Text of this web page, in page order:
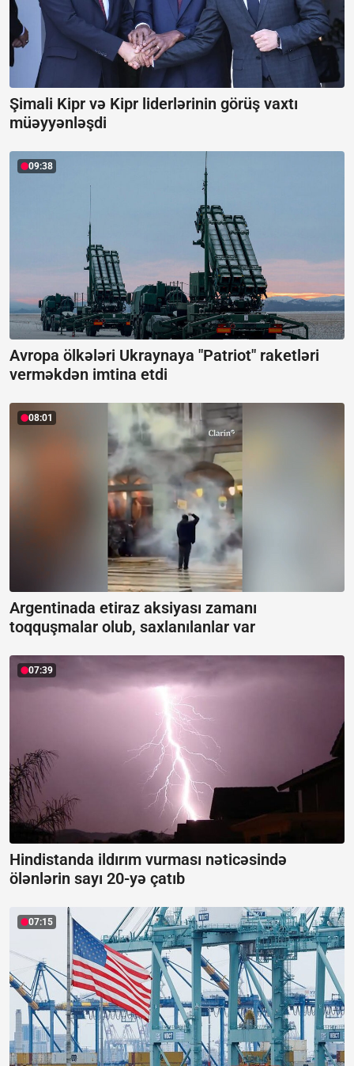
Şimali Kipr və Kipr liderlərinin görüş vaxtı
müəyyənləşdi
09:38
Avropa ölkələri Ukraynaya "Patriot" raketləri
verməkdən imtina etdi
08:01
Argentinada etiraz aksiyası zamanı
toqquşmalar olub, saxlanılanlar var
07:39
Hindistanda ildırım vurması nəticəsində
ölənlərin sayı 20-yə çatıb
07:15